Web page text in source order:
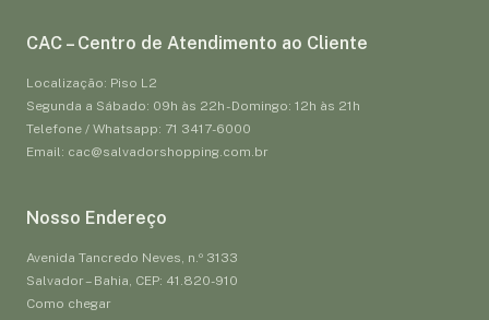
CAC – Centro de Atendimento ao Cliente
Localização: Piso L2
Segunda a Sábado: 09h às 22h - Domingo: 12h às 21h
Telefone / Whatsapp: 71 3417-6000
Email: cac@salvadorshopping.com.br
Nosso Endereço
Avenida Tancredo Neves, n.º 3133
Salvador – Bahia, CEP: 41.820-910
Como chegar